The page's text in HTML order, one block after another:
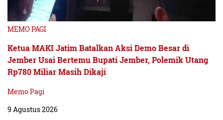
MEMO PAGI
Ketua MAKI Jatim Batalkan Aksi Demo Besar di
Jember Usai Bertemu Bupati Jember, Polemik Utang
Rp780 Miliar Masih Dikaji
Memo Pagi
9 Agustus 2026